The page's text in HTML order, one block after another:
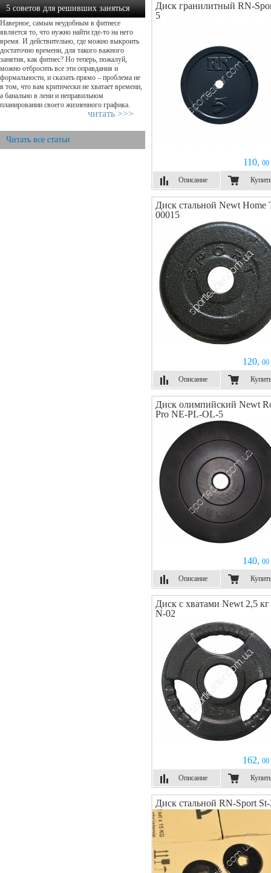
5 советов для решивших заняться
фитнесом...
Наверное, самым неудобным в фитнесе
является то, что нужно найти где-то на него
время. И действительно, где можно выкроить
достаточно времени, для такого важного
занятия, как фитнес? Но теперь, пожалуй,
можно отбросить все эти оправдания и
формальности, и сказать прямо – проблема не
в том, что вам критически не хватает времени,
а банально в лени и неправильном
планировании своего жизненного графика.
читать >>>
Читать все статьи
Диск гранилитный RN-
5
110, 00
Описание
Купить
Диск стальной Newt Home
00015
120, 00
Описание
Купить
Диск олимпийский Newt
Pro NE-PL-OL-5
140, 00
Описание
Купить
Диск с хватами Newt 2,5
N-02
162, 00
Описание
Купить
Диск стальной RN-Sport